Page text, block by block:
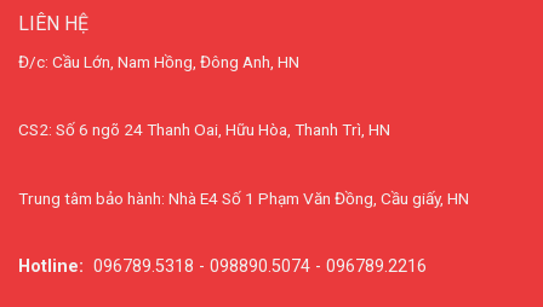
LIÊN HỆ
Đ/c: Cầu Lớn, Nam Hồng, Đông Anh, HN
CS2: Số 6 ngõ 24 Thanh Oai, Hữu Hòa, Thanh Trì, HN
Trung tâm bảo hành: Nhà E4 Số 1 Phạm Văn Đồng, Cầu giấy, HN
Hotline: 096789.5318 - 098890.5074 - 096789.2216